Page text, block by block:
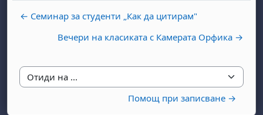
← Семинар за студенти „Как да цитирам"
Вечери на класиката с Камерата Орфика →
Отиди на ...
Помощ при записване →